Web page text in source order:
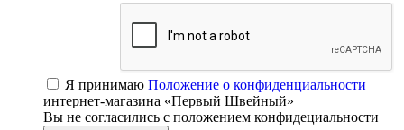
Я принимаю Положение о конфиденциальности
интернет-магазина «Первый Швейный»
Вы не согласились с положением конфидециальности